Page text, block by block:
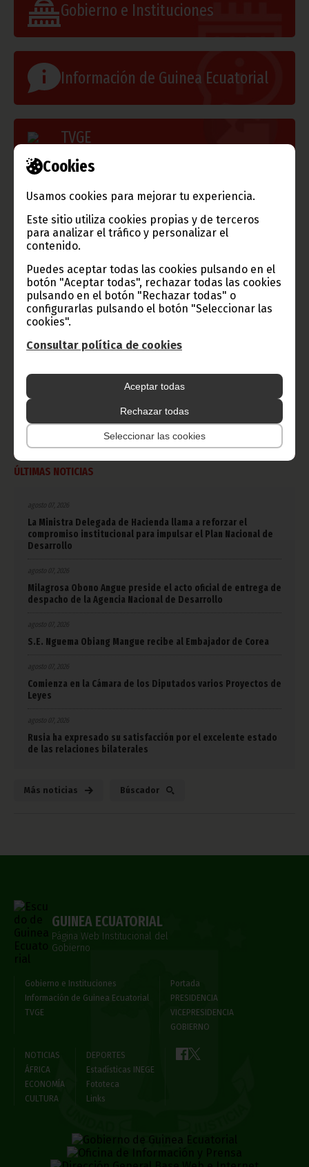
Cookies
Usamos cookies para mejorar tu experiencia.
Este sitio utiliza cookies propias y de terceros
para analizar el tráfico y personalizar el
contenido.
Puedes aceptar todas las cookies pulsando en el
botón "Aceptar todas", rechazar todas las cookies
pulsando en el botón "Rechazar todas" o
configurarlas pulsando el botón "Seleccionar las
cookies".
Consultar política de cookies
Aceptar todas
Rechazar todas
Seleccionar las cookies
Gobierno e Instituciones
Información de Guinea Ecuatorial
TVGE
Radio Nacional de Guinea
Ecuatorial
Haz click aquí para escuchar ahora
CATEGORÍAS
Noticias Gobierno
Presidencia
África
Economía 50 Aniversario Independencia
CongresoPDGE
Consejo de la república CAN 2025 Defensor del pueblo
ÚLTIMAS NOTICIAS
agosto 07, 2026
La Ministra Delegada de Hacienda llama a reforzar el
compromiso institucional para impulsar el Plan Nacional de
Desarrollo
agosto 07, 2026
Milagrosa Obono Angue preside el acto oficial de entrega de
despacho de la Agencia Nacional de Desarrollo
agosto 07, 2026
S.E. Nguema Obiang Mangue recibe al Embajador de Corea
agosto 07, 2026
Comienza en la Cámara de los Diputados varios Proyectos de
Leyes
agosto 07, 2026
Rusia ha expresado su satisfacción por el excelente estado
de las relaciones bilaterales
Más noticias Búscador
GUINEA ECUATORIAL
Página Web Institucional del
Gobierno
Gobierno e Instituciones
Información de Guinea Ecuatorial
TVGE
Portada
PRESIDENCIA
VICEPRESIDENCIA
GOBIERNO
NOTICIAS
ÁFRICA
ECONOMÍA
CULTURA
DEPORTES
Estadísticas INEGE
Fototeca
Links